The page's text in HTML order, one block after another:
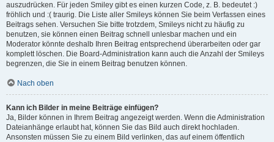
auszudrücken. Für jeden Smiley gibt es einen kurzen Code, z. B. bedeutet :)
fröhlich und :( traurig. Die Liste aller Smileys können Sie beim Verfassen eines
Beitrags sehen. Versuchen Sie bitte trotzdem, Smileys nicht zu häufig zu
benutzen, sie können einen Beitrag schnell unlesbar machen und ein
Moderator könnte deshalb Ihren Beitrag entsprechend überarbeiten oder gar
komplett löschen. Die Board-Administration kann auch die Anzahl der Smileys
begrenzen, die Sie in einem Beitrag benutzen können.
Nach oben
Kann ich Bilder in meine Beiträge einfügen?
Ja, Bilder können in Ihrem Beitrag angezeigt werden. Wenn die Administration
Dateianhänge erlaubt hat, können Sie das Bild auch direkt hochladen.
Ansonsten müssen Sie zu einem Bild verlinken, das auf einem öffentlich